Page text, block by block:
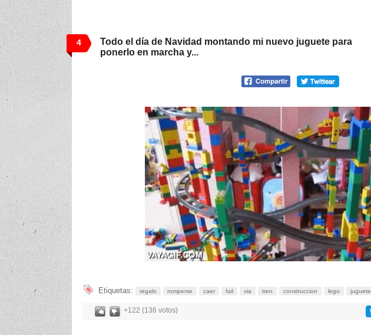
4
Todo el día de Navidad montando mi nuevo juguete para
ponerlo en marcha y...
Etiquetas: regalo romperse caer fail via tren construccion lego juguete
+122 (136 votos)